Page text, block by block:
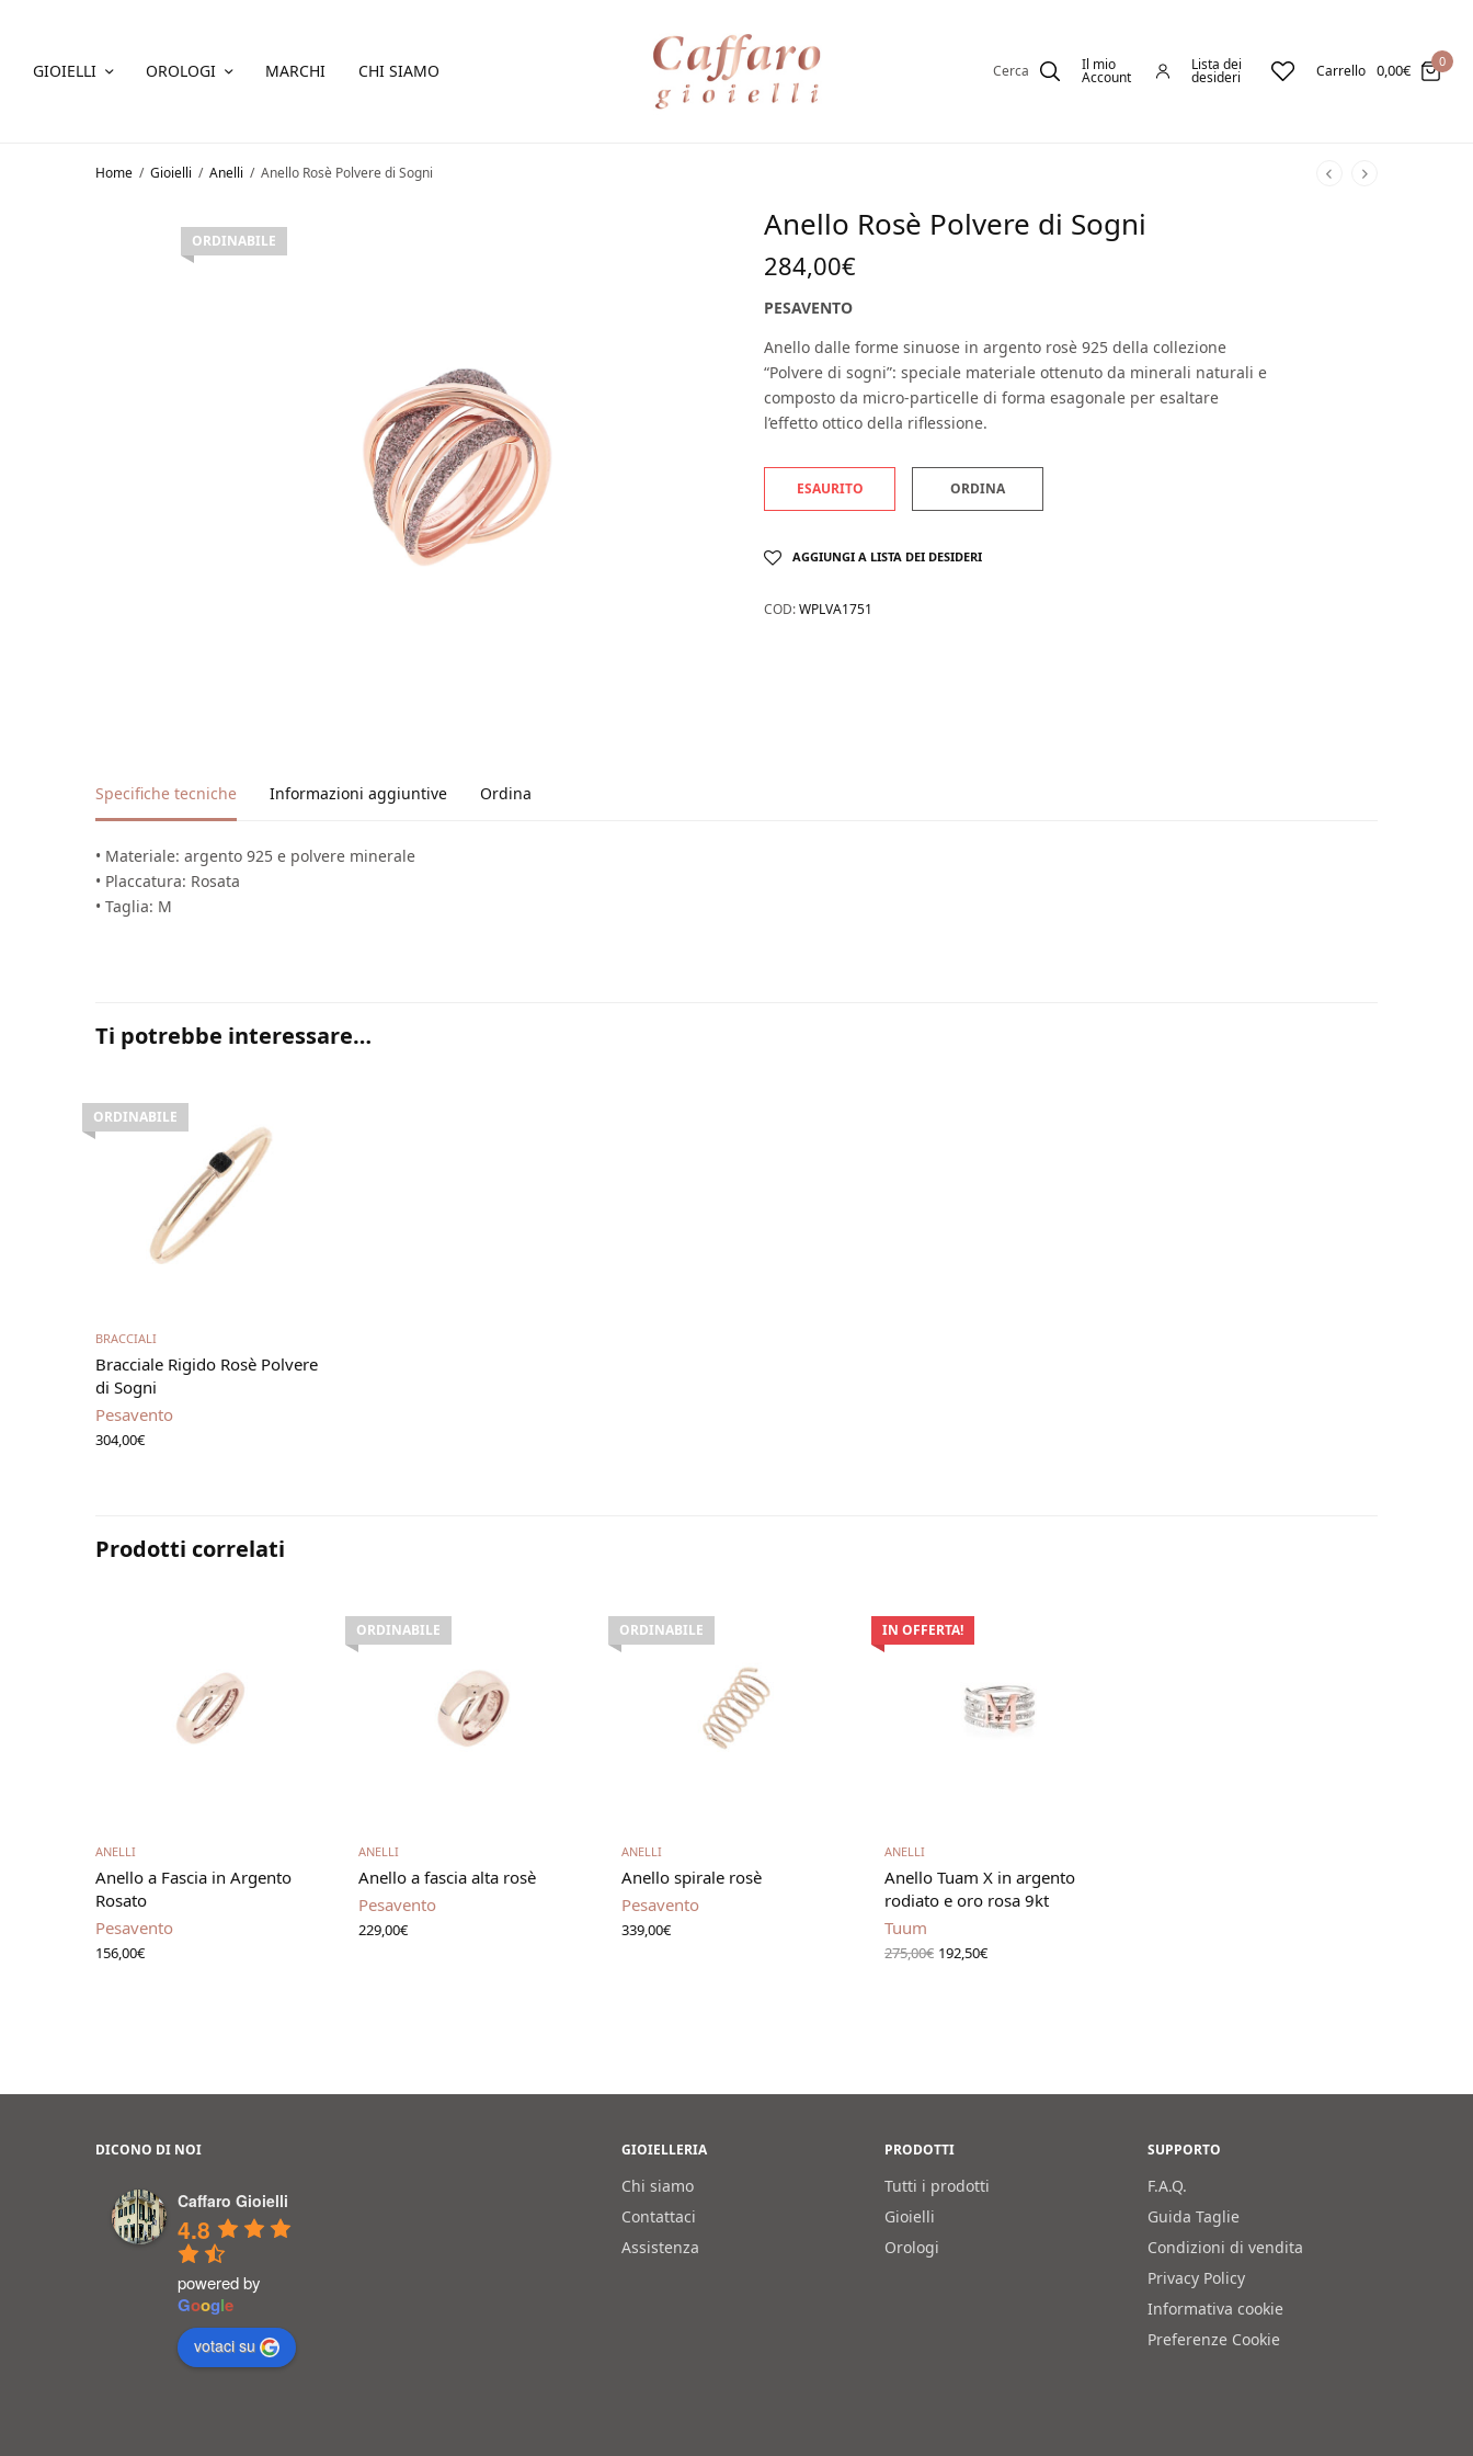
GIOIELLI OROLOGI MARCHI CHI SIAMO Cerca Il mio
Account
Lista dei
desideri Carrello 0,00€ 0
Home / Gioielli / Anelli / Anello Rosè Polvere di Sogni
ORDINABILE Anello Rosè Polvere di Sogni
284,00€
PESAVENTO
Anello dalle forme sinuose in argento rosè 925 della collezione
“Polvere di sogni”: speciale materiale ottenuto da minerali naturali e
composto da micro-particelle di forma esagonale per esaltare
l’effetto ottico della riflessione.
ESAURITO ORDINA
AGGIUNGI A LISTA DEI DESIDERI
COD:WPLVA1751
Specifiche tecniche Informazioni aggiuntive Ordina
• Materiale: argento 925 e polvere minerale
• Placcatura: Rosata
• Taglia: M
Ti potrebbe interessare…
ORDINABILE
BRACCIALI
Bracciale Rigido Rosè Polvere
di Sogni
Pesavento
304,00€
Prodotti correlati
ANELLI
Anello a Fascia in Argento
Rosato
Pesavento
156,00€
ORDINABILE
ANELLI
Anello a fascia alta rosè
Pesavento
229,00€
ORDINABILE
ANELLI
Anello spirale rosè
Pesavento
339,00€
IN OFFERTA!
ANELLI
Anello Tuam X in argento
rodiato e oro rosa 9kt
Tuum
275,00€ Il prezzo
originale
192,50€Il
DICONO DI NOI
Caffaro Gioielli
4.8
powered by
Google
votaci su
GIOIELLERIA
Chi siamo
Contattaci
Assistenza
PRODOTTI
Tutti i prodotti
Gioielli
Orologi
SUPPORTO
F.A.Q.
Guida Taglie
Condizioni di vendita
Privacy Policy
Informativa cookie
Preferenze Cookie